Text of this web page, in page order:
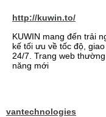
http://kuwin.to/
KUWIN mang đến trải
kế tối ưu về tốc độ,
24/7. Trang web
năng mới
vantechnologies